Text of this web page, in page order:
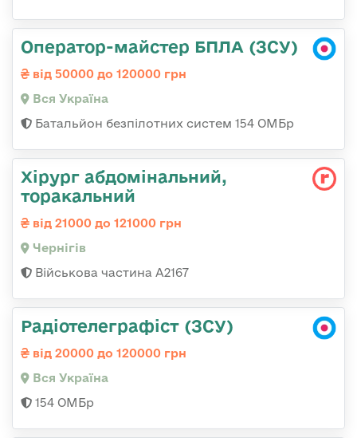
Оператор-майстер БПЛА (ЗСУ)
від 50000 до 120000 грн
Вся Україна
Батальйон безпілотних систем 154 ОМБр
Хірург абдомінальний,
торакальний
від 21000 до 121000 грн
Чернігів
Військова частина А2167
Радіотелеграфіст (ЗСУ)
від 20000 до 120000 грн
Вся Україна
154 ОМБр